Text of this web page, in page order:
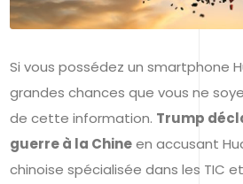
Si vous possédez un smartphone
grandes chances que vous ne
de cette information. Trump
guerre à la Chineen accusant
chinoise spécialisée dans les TIC